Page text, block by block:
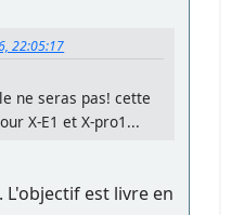
22:05:17
ne seras pas! cette
X-E1 et X-pro1...
L'objectif est livre en